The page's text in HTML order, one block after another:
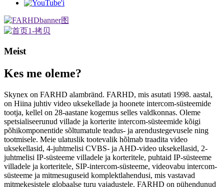
Meist
Kes me oleme?
Skynex on FARHD alambränd. FARHD, mis asutati 1998. aastal,
on Hiina juhtiv video uksekellade ja hoonete intercom-süsteemide
tootja, kellel on 28-aastane kogemus selles valdkonnas. Oleme
spetsialiseerunud villade ja korterite intercom-süsteemide kõigi
põhikomponentide sõltumatule teadus- ja arendustegevusele ning
tootmisele. Meie ulatuslik tootevalik hõlmab traadita video
uksekellasid, 4-juhtmelisi CVBS- ja AHD-video uksekellasid, 2-
juhtmelisi IP-süsteeme villadele ja korteritele, puhtaid IP-süsteeme
villadele ja korteritele, SIP-intercom-süsteeme, videovabu intercom-
süsteeme ja mitmesuguseid komplektlahendusi, mis vastavad
mitmekesistele globaalse turu vajadustele. FARHD on pühendunud